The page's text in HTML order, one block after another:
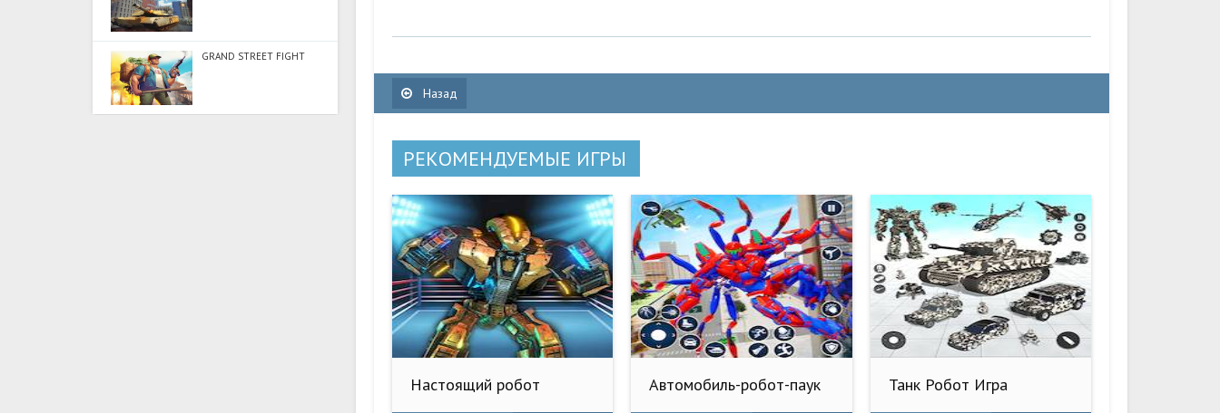
GRAND STREET FIGHT
Назад
РЕКОМЕНДУЕМЫЕ ИГРЫ
Настоящий робот
рингбоксерский
Автомобиль-робот-паук
Танк Робот Игра
Армейские Игры